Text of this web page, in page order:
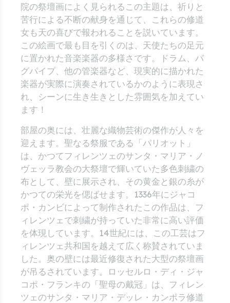
院の祭壇画によく見られるこの主題は、祈りと
苦行による不断の献身を通じて、これらの修道
女も天の喜びで報われることを説いています。
この絵画で最も目を引くのは、天使たちの足元
に置かれた音楽楽器の多様さです。ドラム、バ
グパイプ、他の管楽器など、現実的に描かれた
楽器が実際に演奏されているかのように表現さ
れ、シーンに生き生きとした雰囲気を加えてい
ます！
部屋の奥には、壮麗な織物芸術の傑作が人々を
迎えます。聖なる祭服である「パリオット」
は、かつてフィレンツェのサンタ・マリア・ノ
ヴェッラ教会の大祭壇で輝いていた多色刺繍の
布として、壁に展示され、その黄金と銀の糸が
かつての栄光を偲ばせます。1336年にジャコ
ポ・カンビによって制作されたこの作品は、フ
ィレンツェで刺繍が持っていた非常に高い評価
を体現しています。14世紀には、この工芸はフ
ィレンツェ共和国を越えて広く称賛されていま
した。奥の壁には最近修復された大型の祭壇画
が吊るされています。ロッセルロ・ディ・ジャ
コポ・フランキの「聖母の戴冠」は、フィレン
ツェのサンタ・マリア・デッレ・カンポラ修道